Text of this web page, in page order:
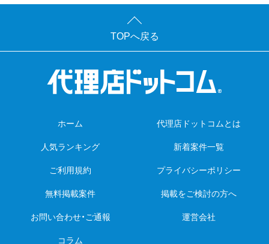
TOPへ戻る
ホーム 代理店ドットコムとは
人気ランキング 新着案件一覧
ご利用規約 プライバシーポリシー
無料掲載案件 掲載をご検討の方へ
お問い合わせ・ご通報 運営会社
コラム